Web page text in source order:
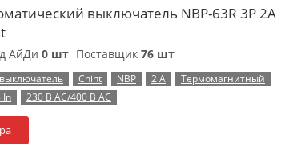
выключатель NBP-63R 3P 2А
АйДи 0 шт Поставщик 76 шт
Chint NBP 2 А
Термомагнитный
In 230 В AC/400 В AC